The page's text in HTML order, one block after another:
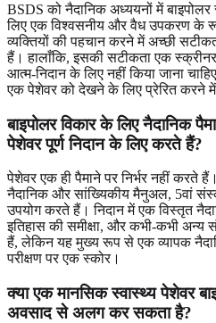
BSDS को नैदानिक ​​अध्ययनों में बाइपोलर
लिए एक विश्वसनीय और वैध उपकरण के
व्यक्तियों की पहचान करने में अच्छी
हैं। हालाँकि, इसकी सटीकता एक
आत्म-निदान के लिए नहीं किया जाना
एक पेशेवर को देखने के लिए प्रेरित करने
बाइपोलर विकार के लिए नैदानिक
पेशेवर पूर्ण निदान के लिए करते हैं?
पेशेवर एक ही पैमाने पर निर्भर नहीं करते
नैदानिक ​​और सांख्यिकीय मैनुअल, 5वां
उपयोग करते हैं। निदान में एक विस्तृत
इतिहास की समीक्षा, और कभी-कभी अन्य
हैं, लेकिन यह मुख्य रूप से एक व्यापक
परीक्षण पर एक स्कोर।
क्या एक मानसिक स्वास्थ्य पेशेवर
अवसाद से अलग कर सकता है?